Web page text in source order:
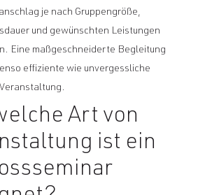
je nach Gruppengröße,
und gewünschten Leistungen
Eine maßgeschneiderte Begleitung
effiziente wie unvergessliche
Art von
ist ein